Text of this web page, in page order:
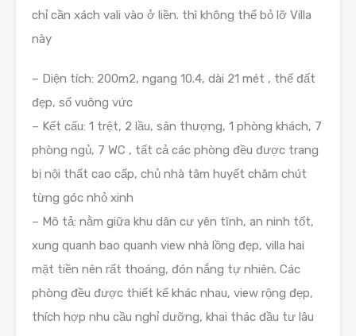
chỉ cần xách vali vào ở liền. thì không thể bỏ lỡ Villa
này
– Diện tích: 200m2, ngang 10.4, dài 21 mét , thế đất
đẹp, sổ vuông vức
– Kết cấu: 1 trệt, 2 lầu, sân thượng, 1 phòng khách, 7
phòng ngủ, 7 WC , tất cả các phòng đều được trang
bị nội thất cao cấp, chủ nhà tâm huyết chăm chút
từng góc nhỏ xinh
– Mô tả: nằm giữa khu dân cư yên tĩnh, an ninh tốt,
xung quanh bao quanh view nhà lồng đẹp, villa hai
mặt tiền nên rất thoáng, đón nắng tự nhiên. Các
phòng đều được thiết kế khác nhau, view rộng đẹp,
thích hợp nhu cầu nghỉ dưỡng, khai thác đầu tư lâu